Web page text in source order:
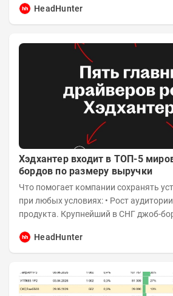
HeadHunter
Хэдхантер входит в ТОП-5
бордов по размеру выручки
Что помогает компании сохранять
при любых условиях: • Рост аудитории основного
продукта. Крупнейший в СНГ джоб-
HeadHunter